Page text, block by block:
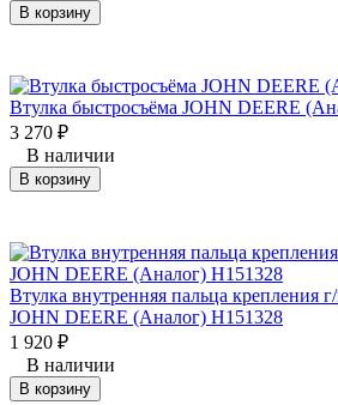
В корзину
Втулка быстросъёма JOHN DEERE
3 270 ₽
В наличии
В корзину
Втулка внутренняя пальца крепления
JOHN DEERE (Аналог) H151328
1 920 ₽
В наличии
В корзину